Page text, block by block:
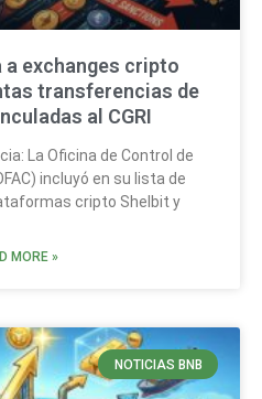
a exchanges cripto
transferencias de
al CGRI
La Oficina de Control de
incluyó en su lista de
cripto Shelbit y
MORE »
NOTICIAS BNB